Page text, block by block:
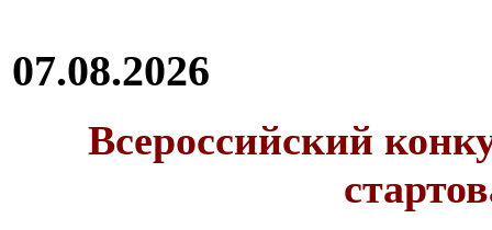
07.08.2026
Всероссийский